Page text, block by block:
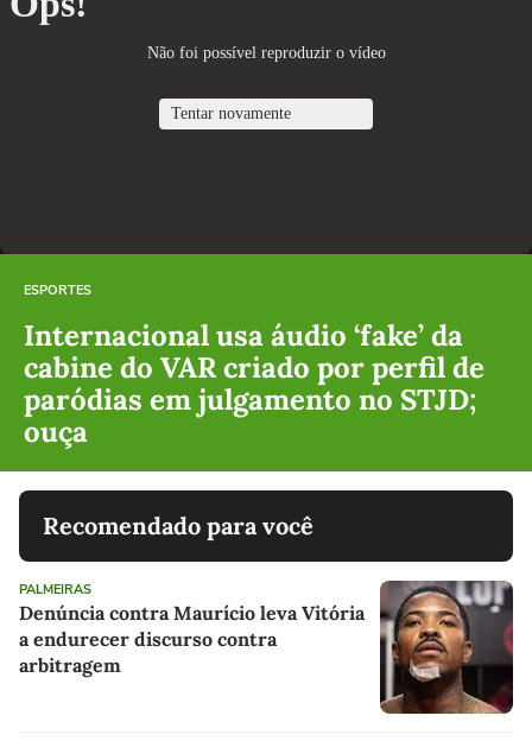
ESPORTES
Internacional usa áudio ‘fake’ da
cabine do VAR criado por perfil de
paródias em julgamento no STJD;
ouça
Recomendado para você
PALMEIRAS
Denúncia contra Maurício leva Vitória
a endurecer discurso contra
arbitragem